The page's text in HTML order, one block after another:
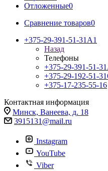
Отложенные0
Сравнение товаров0
+375-29-391-51-31 A1
Назад
Телефоны
+375-29-391-51-31
+375-29-192-51-31
+375-17-235-55-16
Контактная информация
Минск, Ванеева, д. 18
3915131@mail.ru
Instagram
YouTube
Viber